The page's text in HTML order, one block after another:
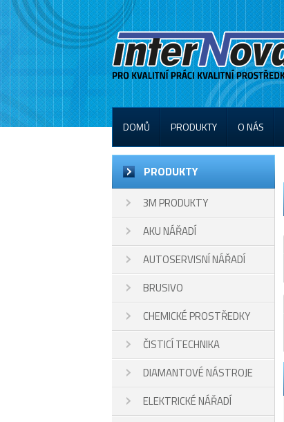
DOMŮ PRODUKTY O NÁS
PRODUKTY
3M PRODUKTY
AKU NÁŘADÍ
AUTOSERVISNÍ NÁŘADÍ
BRUSIVO
CHEMICKÉ PROSTŘEDKY
ČISTICÍ TECHNIKA
DIAMANTOVÉ NÁSTROJE
ELEKTRICKÉ NÁŘADÍ